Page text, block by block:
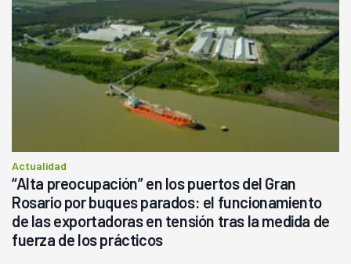
Actualidad
“Alta preocupación” en los puertos del Gran
Rosario por buques parados: el funcionamiento
de las exportadoras en tensión tras la medida de
fuerza de los prácticos